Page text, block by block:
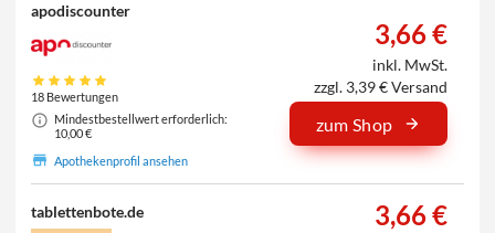
apodiscounter
18 Bewertungen
Mindestbestellwert erforderlich:
10,00 €
Apothekenprofil ansehen
3,66 €
inkl. MwSt.
zzgl. 3,39 € Versand
zum Shop
tablettenbote.de 3,66 €